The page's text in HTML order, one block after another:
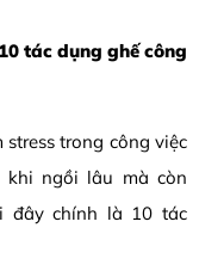
tác dụng ghế công
trong công việc
khi ngồi lâu mà còn
đây chính là 10 tác